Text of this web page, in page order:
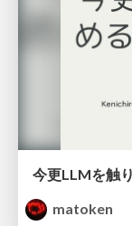
今更LLMを触
matoken